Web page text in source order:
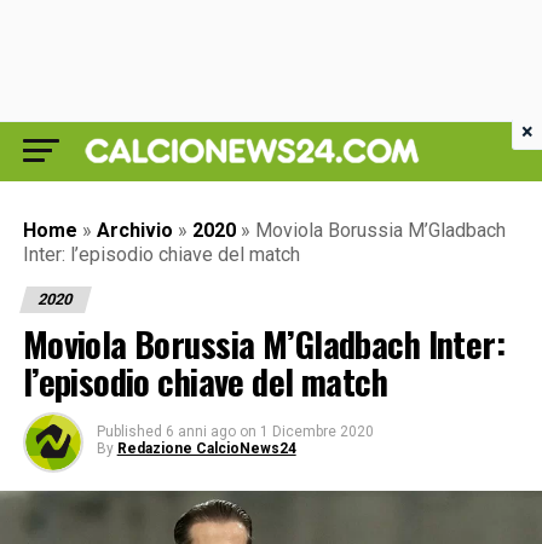
Home » Archivio » 2020 » Moviola Borussia M’Gladbach
Inter: l’episodio chiave del match
2020
Moviola Borussia M’Gladbach Inter:
l’episodio chiave del match
Published 6 anni ago on 1 Dicembre 2020
By Redazione CalcioNews24
×